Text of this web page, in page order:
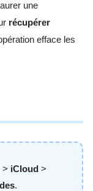
une
récupérer
efface les
> iCloud >
.